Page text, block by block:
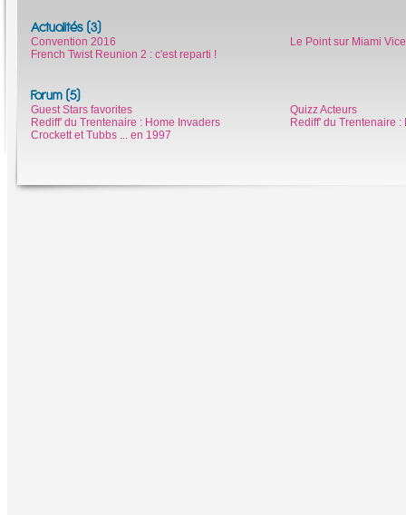
Actualités (3)
Convention 2016
French Twist Reunion 2 : c'est reparti !
Le Point sur Miami Vice
Forum (5)
Guest Stars favorites
Rediff' du Trentenaire : Home Invaders
Crockett et Tubbs ... en 1997
Quizz Acteurs
Rediff' du Trentenaire